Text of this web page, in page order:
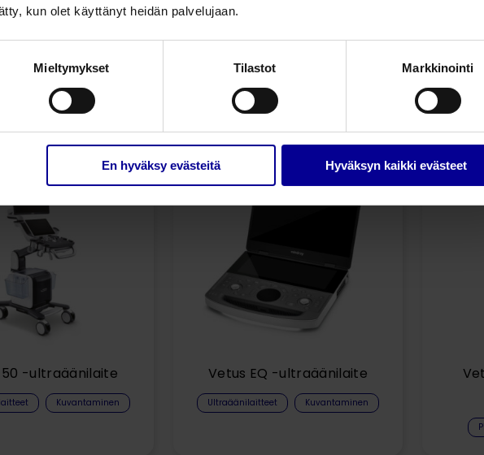
kun olet käyttänyt heidän palvelujaan.
Mieltymykset Tilastot Markkinointi
En hyväksy evästeitä Hyväksyn kaikki evästeet
-ultraäänilaite
Kuvantaminen
Vetus EQ -ultraäänilaite
Ultraäänilaitteet Kuvantaminen